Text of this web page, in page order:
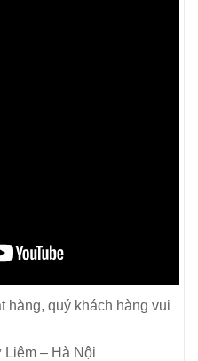
quý khách hàng vui
Liêm – Hà Nội